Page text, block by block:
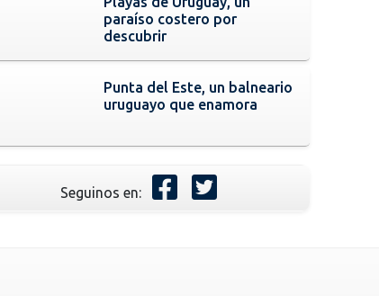
paraíso costero por
descubrir
Punta del Este, un balneario
uruguayo que enamora
Seguinos en: